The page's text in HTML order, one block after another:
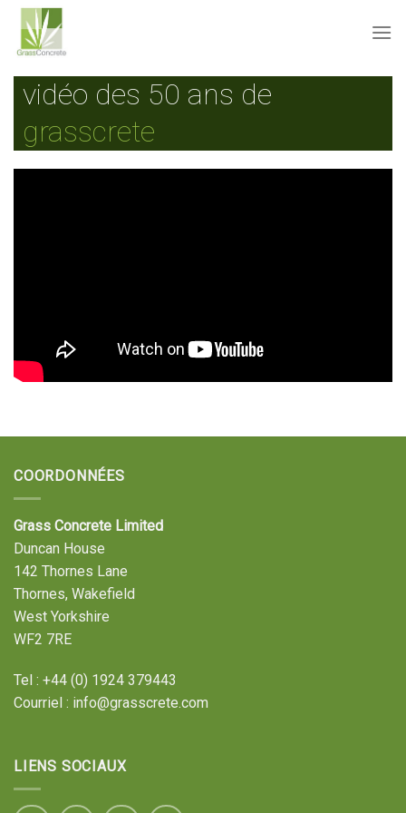
Skip
content
vidéo des 50 ans de
grasscrete
COORDONNÉES
Grass Concrete Limited
Duncan House
142 Thornes Lane
Thornes, Wakefield
West Yorkshire
WF2 7RE
Tel : +44 (0) 1924 379443
Courriel : info@grasscrete.com
LIENS SOCIAUX